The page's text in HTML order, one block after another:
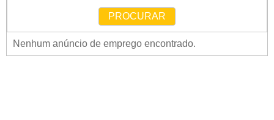
PROCURAR
Nenhum anúncio de emprego encontrado.